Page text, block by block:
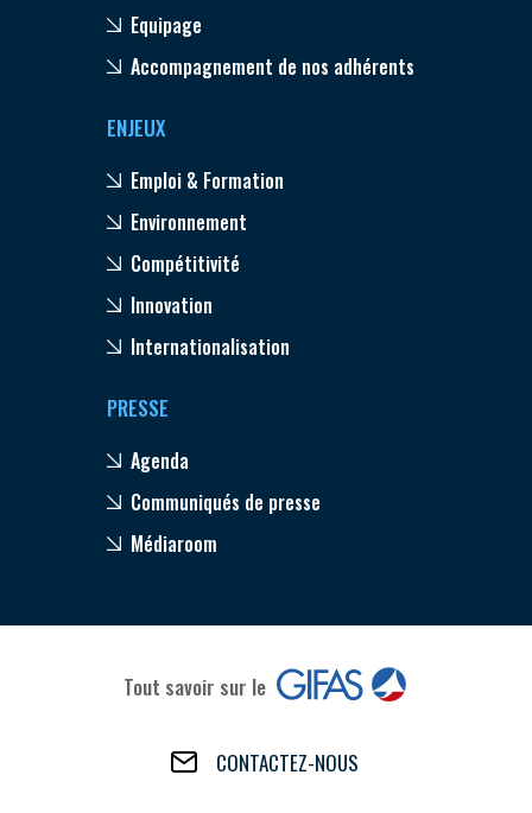
Equipage
Accompagnement de nos adhérents
ENJEUX
Emploi & Formation
Environnement
Compétitivité
Innovation
Internationalisation
PRESSE
Agenda
Communiqués de presse
Médiaroom
Tout savoir sur le
CONTACTEZ-NOUS